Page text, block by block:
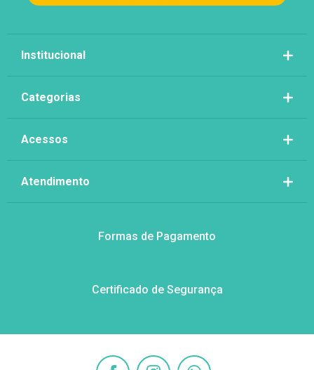
Institucional
Categorias
Acessos
Atendimento
Formas de Pagamento
Certificado de Segurança